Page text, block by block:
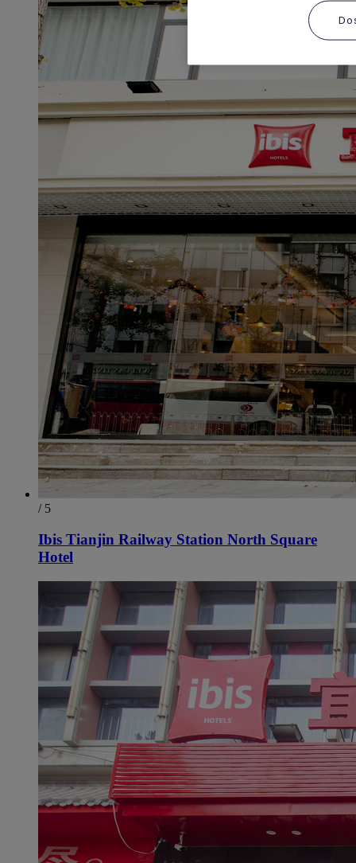
/ 5
Ibis Tianjin Railway Station North Square
Hotel